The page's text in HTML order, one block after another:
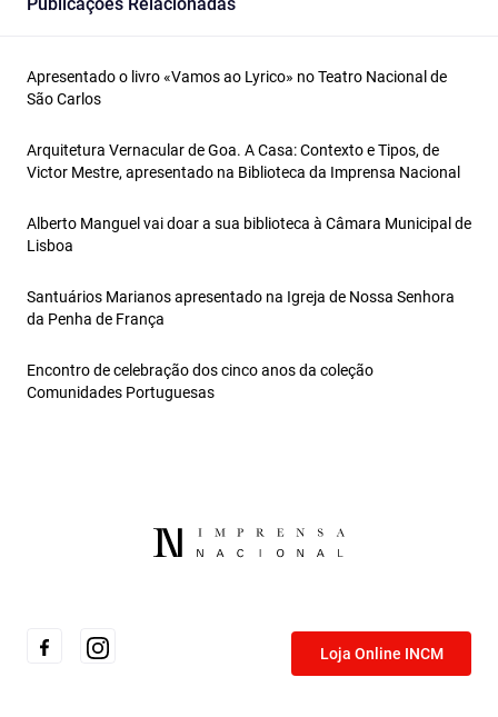
Apresentado o livro «Vamos ao Lyrico» no Teatro Nacional de
São Carlos
Arquitetura Vernacular de Goa. A Casa: Contexto e Tipos, de
Victor Mestre, apresentado na Biblioteca da Imprensa Nacional
Alberto Manguel vai doar a sua biblioteca à Câmara Municipal de
Lisboa
Santuários Marianos apresentado na Igreja de Nossa Senhora
da Penha de França
Encontro de celebração dos cinco anos da coleção
Comunidades Portuguesas
Loja Online INCM